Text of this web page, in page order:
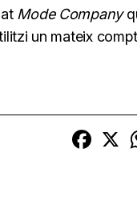
Mode Company
un mateix
X